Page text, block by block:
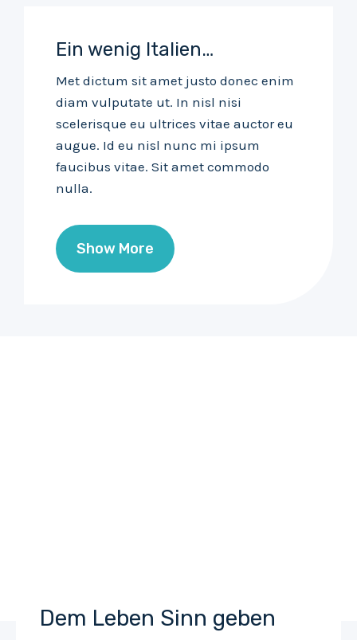
Ein wenig Italien…
Met dictum sit amet justo donec enim
diam vulputate ut. In nisl nisi
scelerisque eu ultrices vitae auctor eu
augue. Id eu nisl nunc mi ipsum
faucibus vitae. Sit amet commodo
nulla.
Show More
Dem Leben Sinn geben